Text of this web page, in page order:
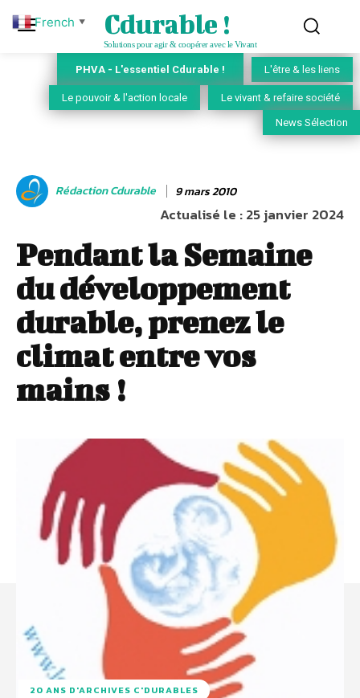
Cdurable !
Solutions pour agir & coopérer avec le Vivant
PHVA - L'essentiel Cdurable ! L'être & les liens
Le pouvoir & l'action locale Le vivant & refaire société
News Sélection
Rédaction Cdurable 9 mars 2010
Actualisé le :25 janvier 2024
Pendant la Semaine
du développement
durable, prenez le
climat entre vos
mains !
20 ANS D'ARCHIVES C'DURABLES
French ▼